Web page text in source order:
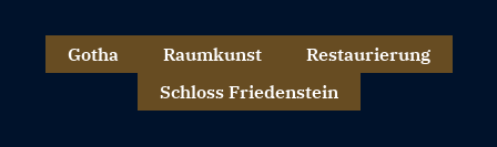
Gotha Raumkunst
Restaurierung
Schloss Friedenstein